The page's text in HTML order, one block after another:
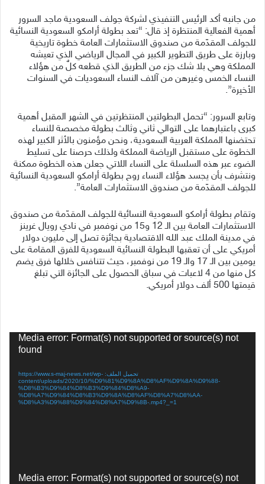
من جانبه أكد الرئيس التنفيذي لشركة جولف السعودية ماجد السرور
أهمية الفعالية المنتظرة إذ قال: “تعد بطولة أرامكو السعودية النسائية
للجولف المقدّمة من صندوق الاستثمارات العامة خطوة تاريخية
وبارزة على طريق التطوير الكبير في المجال الرياضي الذي تعيشه
المملكة وهي بلا شك جزء من الطريق الذي قطعه كلٌ من هؤلاء
النساء الخمس وغيرهن من آلاف النساء السعوديات في السنوات
الأخيرة”.
وتابع السرور: “تحمل البطولتين المنتظرتين في الشهر المقبل أهمية
كبرى باعتبارهما على التوالي ثاني وثالث بطولة مخصصة للنساء
تحتضنها المملكة العربية السعودية، ونحن مؤمنون بالأثر الكبير لهذه
الخطوة على مستقبل الرياضة المملكة ولذلك حرصنا على تسليط
الضوء عبر هذه السلسلة على النساء اللاتي جعلن هذه الخطوة ممكنة
ونتشرف بأن يجسد هؤلاء النساء روح بطولة أرامكو السعودية النسائية
للجولف المقدّمة من صندوق الاستثمارات العامة”.
وتقام بطولة أرامكو السعودية النسائية للجولف المقدّمة من صندوق
الاستثمارات العامة
بين الـ 12 و15 من نوفمبر في نادي رويال غرينز
في مدينة الملك عبد الله الاقتصادية بجائزة تصل إلى مليون دولار
أمريكي على أن تعقبها البطولة النسائية السعودية للفرق المقامة على
يومين بين الـ 17 والـ 19 من نوفمبر، حيث تتنافس خلالها فرق يضم
كل منها من 4 لاعبات في سباق الحصول على الجائزة التي تبلغ
قيمتها 500 ألف دولار أمريكي.
مشغلMedia error: Format(s) not supported or source(s) not
found
تحميل الملف: https://www.s-maj-news.net/wp-
content/uploads/2020/10/%D9%81%D9%8A%D8%AF%D9%8A%D9%88-
%D8%B3%D9%84%D8%B3%D9%84%D8%A9-
%D8%A7%D9%84%D8%B3%D9%8A%D8%AF%D8%A7%D8%AA-
%D8%A3%D9%88%D9%84%D8%A7%D9%8B-.mp4?_=1
مشغلMedia error: Format(s) not supported or source(s) not